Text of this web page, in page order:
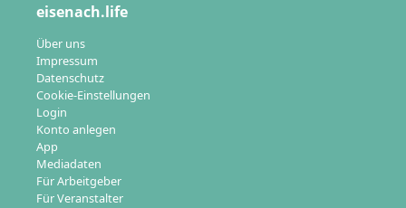
eisenach.life
Über uns
Impressum
Datenschutz
Cookie-Einstellungen
Login
Konto anlegen
App
Mediadaten
Für Arbeitgeber
Für Veranstalter